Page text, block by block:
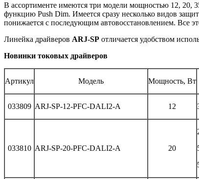
В ассортименте имеются три модели мощностью 12, 20,
функцию Push Dim. Имеется сразу несколько видов
понижается с последующим автовосстановлением. Все
Линейка драйверов ARJ-SP отличается удобством
Новинки токовых драйверов
Артикул Модель Мощность, Вт
033809 ARJ-SP-12-PFC-DALI2-A 12
033810 ARJ-SP-20-PFC-DALI2-A 20